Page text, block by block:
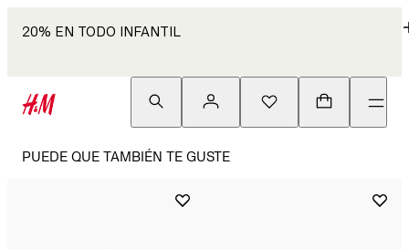
20% EN TODO INFANTIL
PUEDE QUE TAMBIÉN TE GUSTE